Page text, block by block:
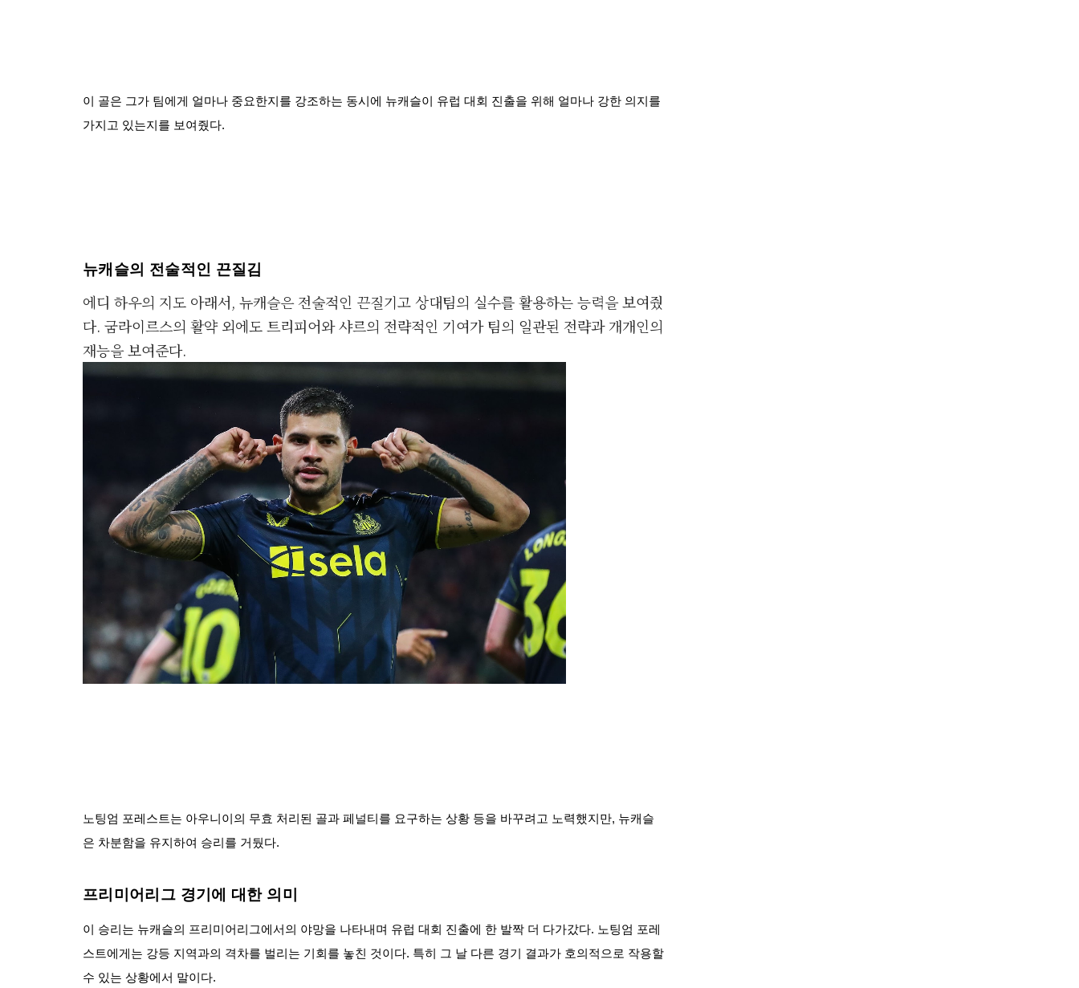
이 골은 그가 팀에게 얼마나 중요한지를 강조하는 동시에 뉴캐슬이 유럽 대회 진출을 위해 얼마나 강한 의지를
가지고 있는지를 보여줬다.
뉴캐슬의 전술적인 끈질김
에디 하우의 지도 아래서, 뉴캐슬은 전술적인 끈질기고 상대팀의 실수를 활용하는 능력을 보여줬
다. 굼라이르스의 활약 외에도 트리피어와 샤르의 전략적인 기여가 팀의 일관된 전략과 개개인의
재능을 보여준다.
노팅엄 포레스트는 아우니이의 무효 처리된 골과 페널티를 요구하는 상황 등을 바꾸려고 노력했지만, 뉴캐슬
은 차분함을 유지하여 승리를 거뒀다.
프리미어리그 경기에 대한 의미
이 승리는 뉴캐슬의 프리미어리그에서의 야망을 나타내며 유럽 대회 진출에 한 발짝 더 다가갔다. 노팅엄 포레
스트에게는 강등 지역과의 격차를 벌리는 기회를 놓친 것이다. 특히 그 날 다른 경기 결과가 호의적으로 작용할
수 있는 상황에서 말이다.